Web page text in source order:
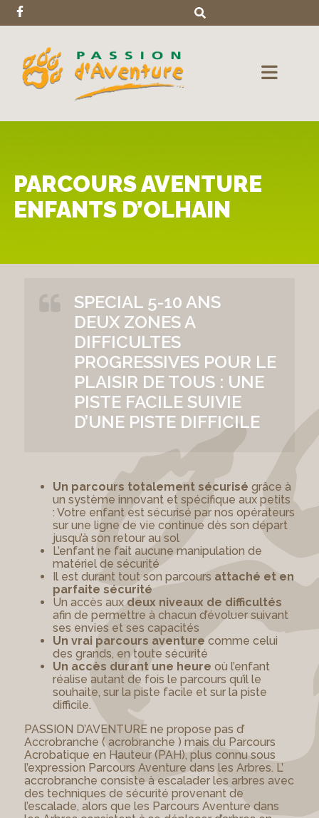
PARCOURS AVENTURE
ENFANTS D’OLHAIN
SPECIAL 5-10 ANS
DEUX ZONES A
DIFFICULTES
PROGRESSIVES POUR LE
PLAISIR DE TOUS : UNE
PISTE FACILE SUIVIE
D’UNE PISTE DIFFICILE
Un parcours totalement sécurisé grâce à
un système innovant et spécifique aux petits
: Votre enfant est sécurisé par nos opérateurs
sur une ligne de vie continue dès son départ
jusqu’à son retour au sol
L’enfant ne fait aucune manipulation de
matériel de sécurité
Il est durant tout son parcours attaché et en
parfaite sécurité
Un accès aux deux niveaux de difficultés
afin de permettre à chacun d’évoluer suivant
ses envies et ses capacités
Un vrai parcours aventure comme celui
des grands, en toute sécurité
Un accès durant une heure où l’enfant
réalise autant de fois le parcours qu’il le
souhaite, sur la piste facile et sur la piste
difficile.
PASSION D’AVENTURE ne propose pas d’
Accrobranche ( acrobranche ) mais du Parcours
Acrobatique en Hauteur (PAH), plus connu sous
l’expression Parcours Aventure dans les Arbres. L’
accrobranche consiste à escalader les arbres avec
des techniques de sécurité provenant de
l’escalade, alors que les Parcours Aventure dans